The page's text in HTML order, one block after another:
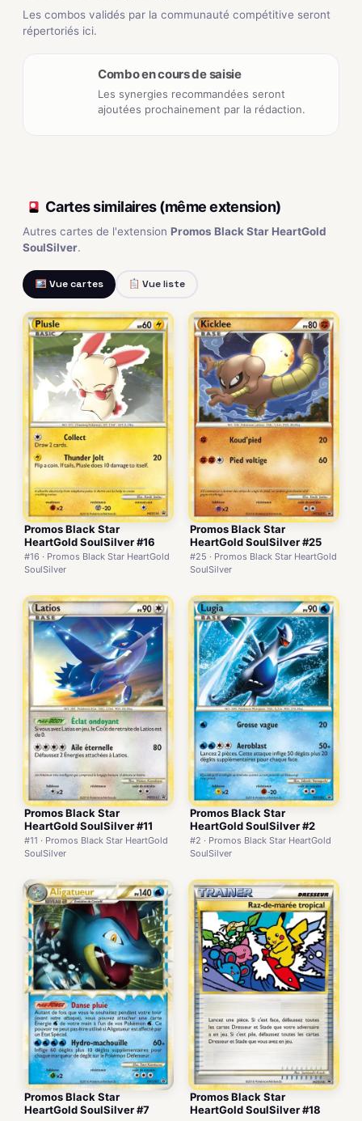
Les combos validés par la communauté compétitive seront
répertoriés ici.
Combo en cours de saisie
Les synergies recommandées seront
ajoutées prochainement par la rédaction.
Cartes similaires (même extension)
Autres cartes de l'extension Promos Black Star HeartGold
SoulSilver.
Vue cartes Vue liste
Promos Black Star
HeartGold SoulSilver #16
#16 · Promos Black Star HeartGold
SoulSilver
Promos Black Star
HeartGold SoulSilver #25
#25 · Promos Black Star HeartGold
SoulSilver
Promos Black Star
HeartGold SoulSilver #11
#11 · Promos Black Star HeartGold
SoulSilver
Promos Black Star
HeartGold SoulSilver #2
#2 · Promos Black Star HeartGold
SoulSilver
Promos Black Star
HeartGold SoulSilver #7
Promos Black Star
HeartGold SoulSilver #18